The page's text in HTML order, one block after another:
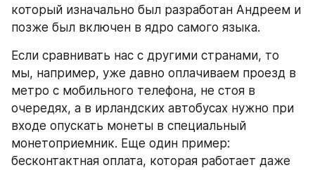
который изначально был разработан Андреем и
позже был включен в ядро самого языка.
Если сравнивать нас с другими странами, то
мы, например, уже давно оплачиваем проезд в
метро с мобильного телефона, не стоя в
очередях, а в ирландских автобусах нужно при
входе опускать монеты в специальный
монетоприемник. Еще один пример:
бесконтактная оплата, которая работает даже